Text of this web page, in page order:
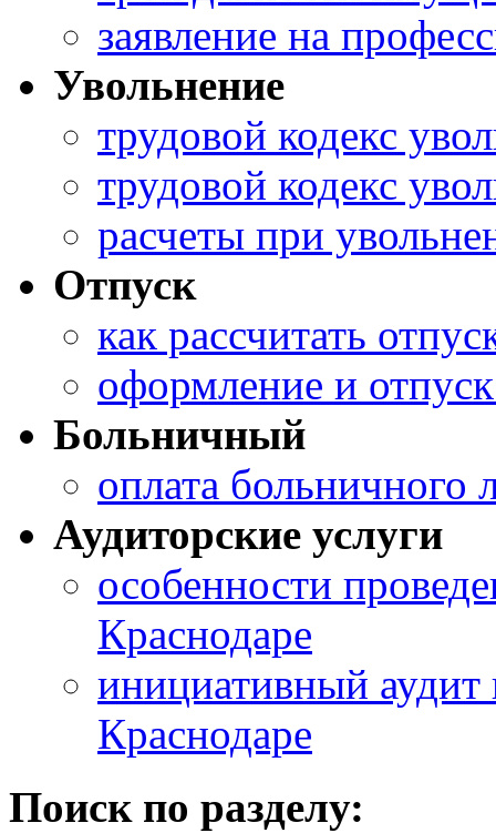
заявление на
Увольнение
трудовой кодекс
трудовой кодекс
расчеты при
Отпуск
как рассчитать
оформление и
Больничный
оплата больничного
Аудиторские услуги
особенности
Краснодаре
инициативный
Краснодаре
Поиск по разделу: